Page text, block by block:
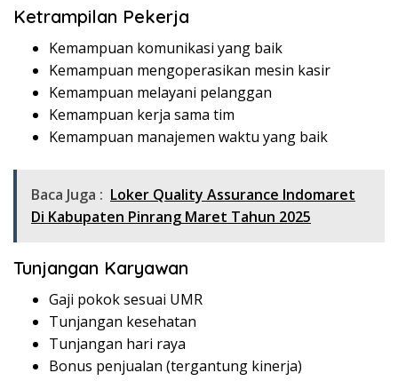
Ketrampilan Pekerja
Kemampuan komunikasi yang baik
Kemampuan mengoperasikan mesin kasir
Kemampuan melayani pelanggan
Kemampuan kerja sama tim
Kemampuan manajemen waktu yang baik
Baca Juga : Loker Quality Assurance Indomaret
Di Kabupaten Pinrang Maret Tahun 2025
Tunjangan Karyawan
Gaji pokok sesuai UMR
Tunjangan kesehatan
Tunjangan hari raya
Bonus penjualan (tergantung kinerja)